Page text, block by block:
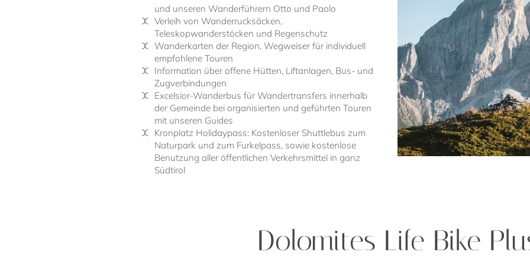
und unseren Wanderführern Otto und Paolo
Verleih von Wanderrucksäcken,
Teleskopwanderstöcken und Regenschutz
Wanderkarten der Region, Wegweiser für individuell
empfohlene Touren
Information über offene Hütten, Liftanlagen, Bus- und
Zugverbindungen
Excelsior-Wanderbus für Wandertransfers innerhalb
der Gemeinde bei organisierten und geführten Touren
mit unseren Guides
Kronplatz Holidaypass: Kostenloser Shuttlebus zum
Naturpark und zum Furkelpass, sowie kostenlose
Benutzung aller öffentlichen Verkehrsmittel in ganz
Südtirol
Dolomites Life Bike